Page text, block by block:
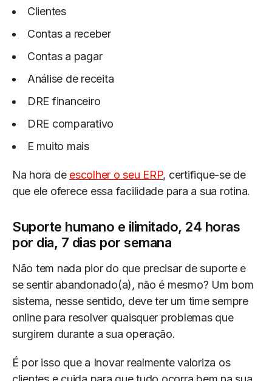
Clientes
Contas a receber
Contas a pagar
Análise de receita
DRE financeiro
DRE comparativo
E muito mais
Na hora de escolher o seu ERP, certifique-se de
que ele oferece essa facilidade para a sua rotina.
Suporte humano e ilimitado, 24 horas
por dia, 7 dias por semana
Não tem nada pior do que precisar de suporte e
se sentir abandonado(a), não é mesmo? Um bom
sistema, nesse sentido, deve ter um time sempre
online para resolver quaisquer problemas que
surgirem durante a sua operação.
É por isso que a Inovar realmente valoriza os